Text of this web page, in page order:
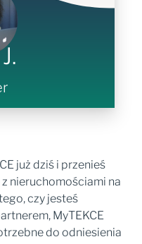
już dziś i przenieś
nieruchomościami na
czy jesteś
MyTEKCE
do odniesienia